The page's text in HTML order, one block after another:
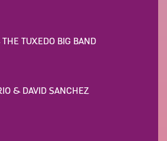
TUXEDO BIG BAND
& DAVID SANCHEZ